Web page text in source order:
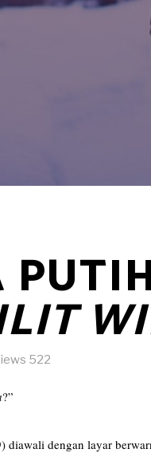
522
?”
diawali dengan layar